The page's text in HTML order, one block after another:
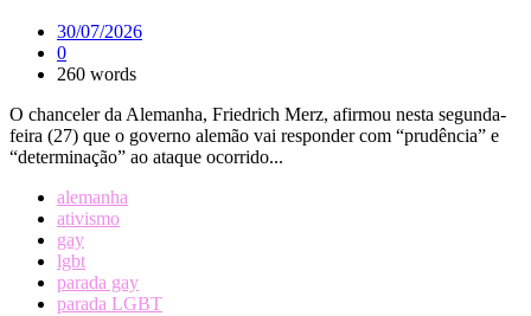
30/07/2026
0
260 words
O chanceler da Alemanha, Friedrich Merz, afirmou nesta segunda-
feira (27) que o governo alemão vai responder com “prudência” e
“determinação” ao ataque ocorrido...
alemanha
ativismo
gay
lgbt
parada gay
parada LGBT